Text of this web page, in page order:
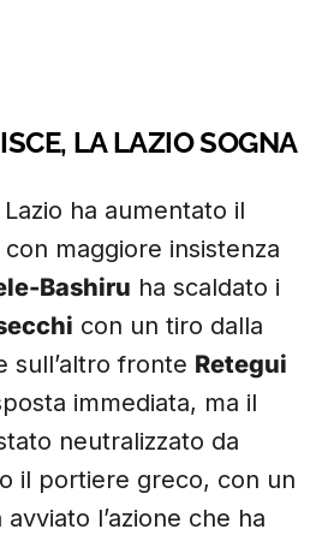
LA LAZIO SOGNA
ha aumentato il
maggiore insistenza
Bashiru ha scaldato i
con un tiro dalla
sull’altro fronte Retegui
immediata, ma il
neutralizzato da
il portiere greco, con un
avviato l’azione che ha